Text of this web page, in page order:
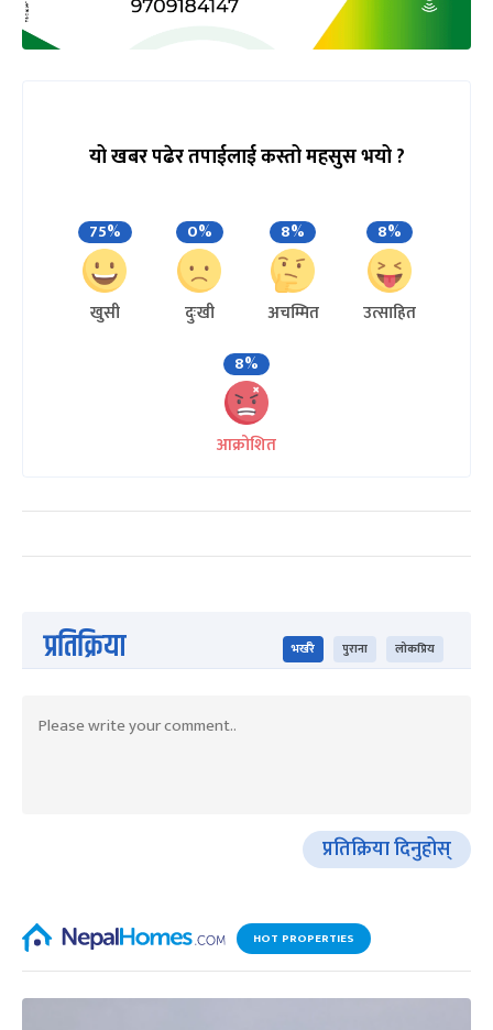
यो खबर पढेर तपाईलाई कस्तो महसुस भयो ?
75%
खुसी
0%
दुःखी
8%
अचम्मित
8%
उत्साहित
8%
आक्रोशित
प्रतिक्रिया भर्खरै पुराना लोकप्रिय
प्रतिक्रिया दिनुहोस्
HOT PROPERTIES